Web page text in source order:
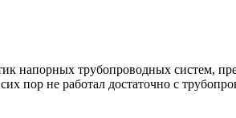
напорных трубопроводных систем,
пор не работал достаточно с